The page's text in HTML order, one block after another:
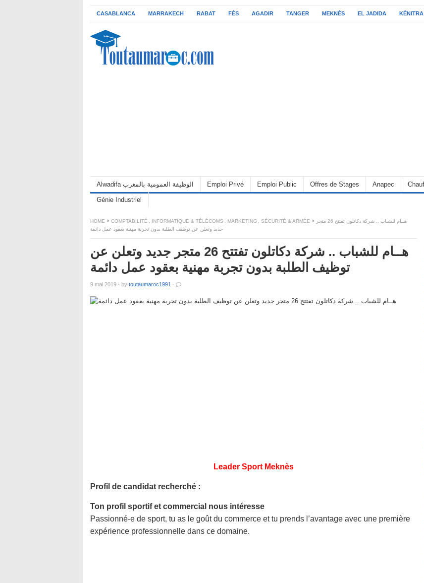
CASABLANCA MARRAKECH RABAT FÈS AGADIR TANGER MEKNÈS EL JADIDA KÉNITRA
Alwadifa الوظيفة العمومية بالمغرب Emploi Privé Emploi Public Offres de Stages Anapec
Génie Industriel
HOME COMPTABILITÉ INFORMATIQUE & TÉLÉCOMS MARKETING SÉCURITÉ & ARMÉE
هــام للشباب .. شركة دكاتلون تفتتح 26 متجر
جديد وتعلن عن توظيف الطلبة بدون تجربة مهنية بعقود عمل دائمة
هــام للشباب .. شركة دكاتلون تفتتح 26 متجر جديد وتعلن عن
توظيف الطلبة بدون تجربة مهنية بعقود عمل دائمة
9 mai 2019 · by toutaumaroc1991 ·
Leader Sport Meknès
Profil de candidat recherché :
Ton profil sportif et commercial nous intéresse
Passionné-e de sport, tu as le goût du commerce et tu prends l’avantage avec une première
expérience professionnelle dans ce domaine.